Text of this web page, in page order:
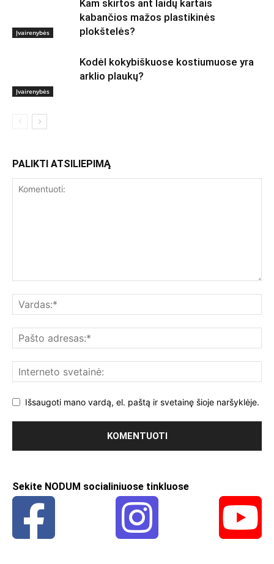
Įvairenybės
Kam skirtos ant laidų kartais
kabančios mažos plastikinės
plokštelės?
Įvairenybės
Kodėl kokybiškuose kostiumuose yra
arklio plaukų?
PALIKTI ATSILIEPIMĄ
Išsaugoti mano vardą, el. paštą ir svetainę šioje naršyklėje.
Sekite NODUM socialiniuose tinkluose